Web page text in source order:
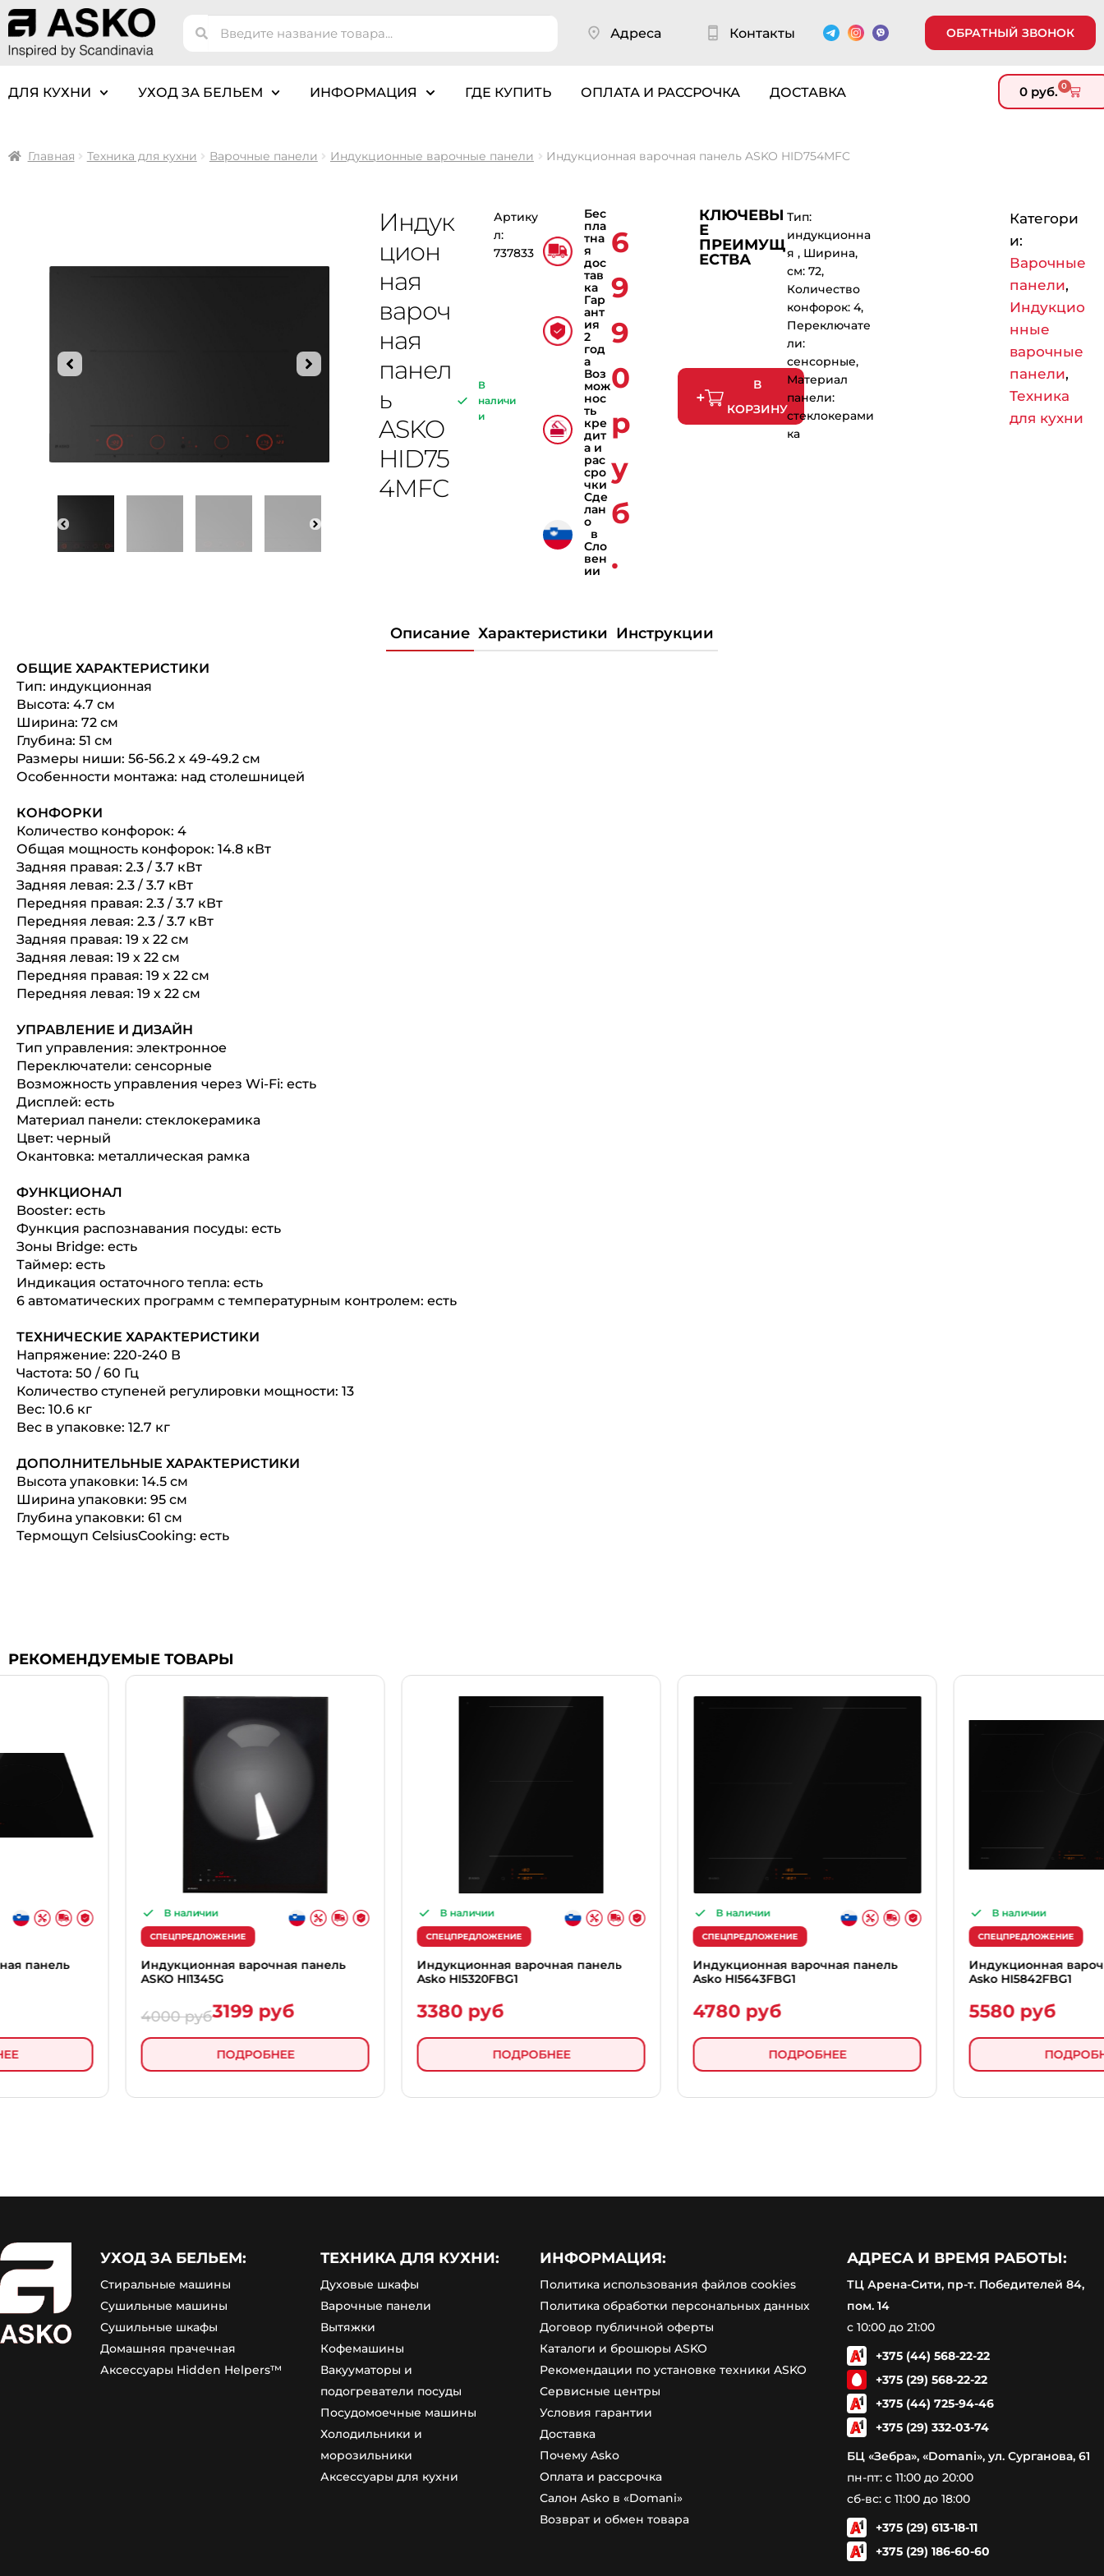
Адреса Контакты ОБРАТНЫЙ ЗВОНОК
ДЛЯ КУХНИ УХОД ЗА БЕЛЬЕМ ИНФОРМАЦИЯ ГДЕ КУПИТЬ ОПЛАТА И РАССРОЧКА ДОСТАВКА 0 руб. 0
Главная Техника для кухни Варочные панели Индукционные варочные панели Индукционная варочная панель ASKO HID754MFC
Индук
цион
ная
вароч
ная
панел
ь
ASKO
HID75
4MFC
В
наличи
и
Артику
л:
737833
Бес
пла
тна
я
дос
тав
ка
Гар
ант
ия
2
год
а
Воз
мож
нос
ть
кре
дит
а и
рас
сро
чки
Сде
лан
о
в
Сло
вен
ии
6
9
9
0
р
у
б
.
В
КОРЗИНУ
КЛЮЧЕВЫ
Е
ПРЕИМУЩ
ЕСТВА
Тип:
индукционна
я , Ширина,
см: 72,
Количество
конфорок: 4,
Переключате
ли:
сенсорные,
Материал
панели:
стеклокерами
ка
Категори
и:
Варочные
панели,
Индукцио
нные
варочные
панели,
Техника
для кухни
Описание Характеристики Инструкции
ОБЩИЕ ХАРАКТЕРИСТИКИ
Тип: индукционная
Высота: 4.7 см
Ширина: 72 см
Глубина: 51 см
Размеры ниши: 56-56.2 х 49-49.2 см
Особенности монтажа: над столешницей
КОНФОРКИ
Количество конфорок: 4
Общая мощность конфорок: 14.8 кВт
Задняя правая: 2.3 / 3.7 кВт
Задняя левая: 2.3 / 3.7 кВт
Передняя правая: 2.3 / 3.7 кВт
Передняя левая: 2.3 / 3.7 кВт
Задняя правая: 19 х 22 см
Задняя левая: 19 х 22 см
Передняя правая: 19 х 22 см
Передняя левая: 19 х 22 см
УПРАВЛЕНИЕ И ДИЗАЙН
Тип управления: электронное
Переключатели: сенсорные
Возможность управления через Wi-Fi: есть
Дисплей: есть
Материал панели: стеклокерамика
Цвет: черный
Окантовка: металлическая рамка
ФУНКЦИОНАЛ
Booster: есть
Функция распознавания посуды: есть
Зоны Bridge: есть
Таймер: есть
Индикация остаточного тепла: есть
6 автоматических программ c температурным контролем: есть
ТЕХНИЧЕСКИЕ ХАРАКТЕРИСТИКИ
Напряжение: 220-240 В
Частота: 50 / 60 Гц
Количество ступеней регулировки мощности: 13
Вес: 10.6 кг
Вес в упаковке: 12.7 кг
ДОПОЛНИТЕЛЬНЫЕ ХАРАКТЕРИСТИКИ
Высота упаковки: 14.5 см
Ширина упаковки: 95 см
Глубина упаковки: 61 см
Термощуп CelsiusCooking: есть
РЕКОМЕНДУЕМЫЕ ТОВАРЫ
В наличии
Индукционная варочная панель
3199 руб
В наличии
Индукционная варочная панель
В наличии
Индукционная варочная панель
В наличии
Индукционная варочная панель
УХОД ЗА БЕЛЬЕМ:
Стиральные машины
Сушильные машины
Сушильные шкафы
Домашняя прачечная
Аксессуары Hidden Helpers™
ТЕХНИКА ДЛЯ КУХНИ:
Духовые шкафы
Варочные панели
Вытяжки
Кофемашины
Вакууматоры и
подогреватели посуды
Посудомоечные машины
Холодильники и
морозильники
Аксессуары для кухни
ИНФОРМАЦИЯ:
Политика использования файлов cookies
Политика обработки персональных данных
Договор публичной оферты
Каталоги и брошюры ASKO
Рекомендации по установке техники ASKO
Сервисные центры
Условия гарантии
Доставка
Почему Asko
Оплата и рассрочка
Салон Asko в «Domani»
Возврат и обмен товара
АДРЕСА И ВРЕМЯ РАБОТЫ:
ТЦ Арена-Сити, пр-т. Победителей 84,
пом. 14
с 10:00 до 21:00
+375 (44) 568-22-22
+375 (29) 568-22-22
+375 (44) 725-94-46
+375 (29) 332-03-74
БЦ «Зебра», «Domani», ул. Сурганова, 61
пн-пт: с 11:00 до 20:00
сб-вс: с 11:00 до 18:00
+375 (29) 613-18-11
+375 (29) 186-60-60